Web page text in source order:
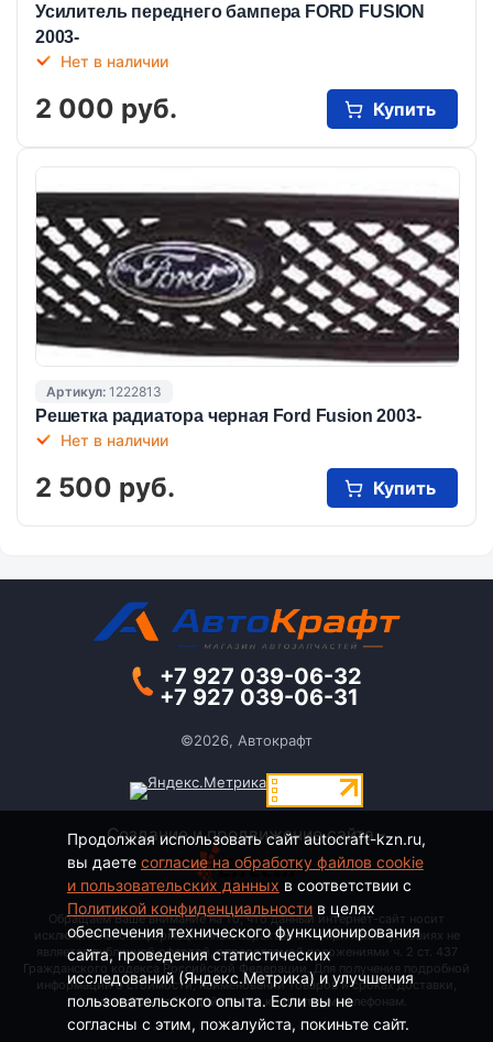
Усилитель переднего бампера FORD FUSION
2003-
Нет в наличии
2 000 руб. Купить
Артикул: 1222813
Решетка радиатора черная Ford Fusion 2003-
Нет в наличии
2 500 руб. Купить
+7 927 039-06-32
+7 927 039-06-31
©2026, Автокрафт
Создание и продвижение сайта -
Обращаем Ваше внимание на то, что данный интернет-сайт носит
исключительно информационный характер и ни при каких условиях не
является публичной офертой, определяемой положениями ч. 2 ст. 437
Гражданского кодекса Российской Федерации. Для получения подробной
информации о стоимости, наименовании товаров и сроках доставки,
пожалуйста, обращайтесь по контактным телефонам.
Продолжая использовать сайт autocraft-kzn.ru,
вы даете согласие на обработку файлов cookie
и пользовательских данных в соответствии с
Политикой конфиденциальностив целях
обеспечения технического функционирования
сайта, проведения статистических
исследований (Яндекс.Метрика) и улучшения
пользовательского опыта. Если вы не
согласны с этим, пожалуйста, покиньте сайт.